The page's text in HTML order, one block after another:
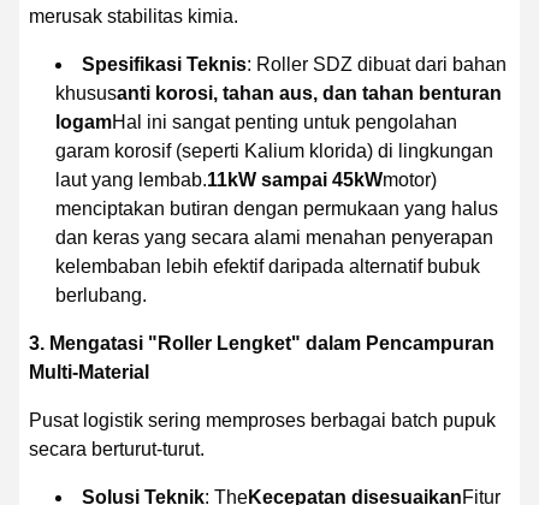
merusak stabilitas kimia.
Spesifikasi Teknis: Roller SDZ dibuat dari bahan
khususanti korosi, tahan aus, dan tahan benturan
logamHal ini sangat penting untuk pengolahan
garam korosif (seperti Kalium klorida) di lingkungan
laut yang lembab.11kW sampai 45kWmotor)
menciptakan butiran dengan permukaan yang halus
dan keras yang secara alami menahan penyerapan
kelembaban lebih efektif daripada alternatif bubuk
berlubang.
3. Mengatasi "Roller Lengket" dalam Pencampuran
Multi-Material
Pusat logistik sering memproses berbagai batch pupuk
secara berturut-turut.
Solusi Teknik: TheKecepatan disesuaikanFitur